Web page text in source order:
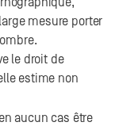
mesure porter
le droit de
estime non
aucun cas être